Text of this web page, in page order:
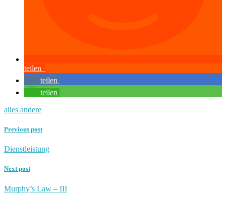
teilen
teilen
teilen
alles andere
Previous post
Dienstleistung
Next post
Murphy’s Law – III